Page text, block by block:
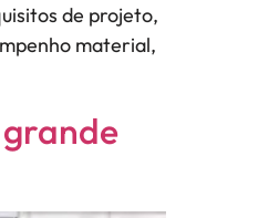
de projeto,
material,